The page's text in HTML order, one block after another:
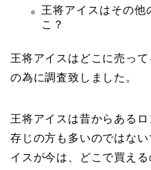
王将アイスはその他
こ？
王将アイスはどこに売っ
の為に調査致しました。
王将アイスは昔からある
存じの方も多いのではな
イスが今は、どこで買え